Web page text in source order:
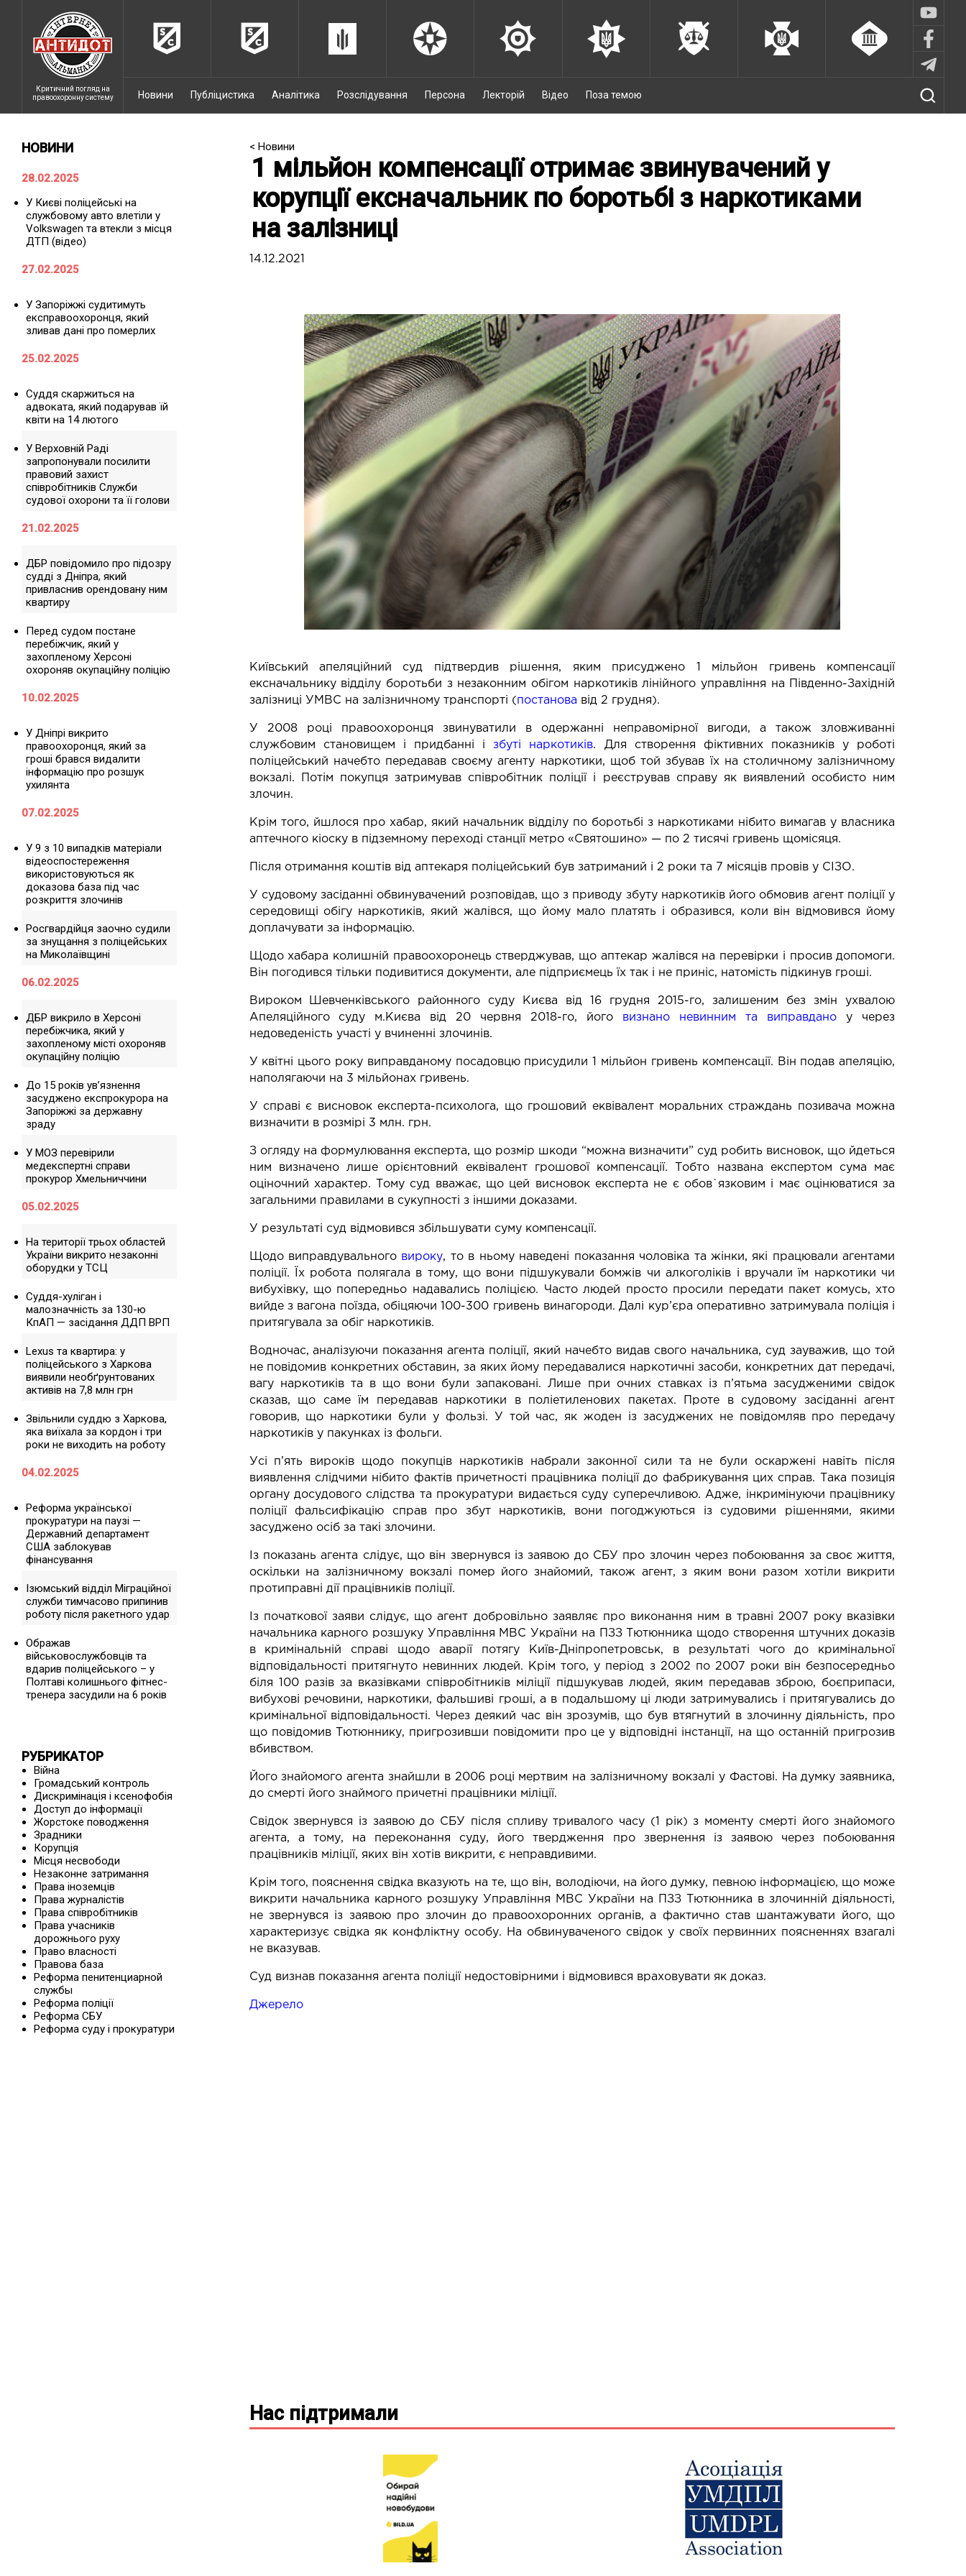
Критичний погляд на
правоохоронну систему
Новини Публіцистика Аналітика Розслідування Персона Лекторій Відео Поза темою
НОВИНИ
28.02.2025
У Києві поліцейські на
службовому авто влетіли у
Volkswagen та втекли з місця
ДТП (відео)
27.02.2025
У Запоріжжі судитимуть
експравоохоронця, який
зливав дані про померлих
25.02.2025
Суддя скаржиться на
адвоката, який подарував їй
квіти на 14 лютого
У Верховній Раді
запропонували посилити
правовий захист
співробітників Служби
судової охорони та її голови
21.02.2025
ДБР повідомило про підозру
судді з Дніпра, який
привласнив орендовану ним
квартиру
Перед судом постане
перебіжчик, який у
захопленому Херсоні
охороняв окупаційну поліцію
10.02.2025
У Дніпрі викрито
правоохоронця, який за
гроші брався видалити
інформацію про розшук
ухилянта
07.02.2025
У 9 з 10 випадків матеріали
відеоспостереження
використовуються як
доказова база під час
розкриття злочинів
Росгвардійця заочно судили
за знущання з поліцейських
на Миколаївщині
06.02.2025
ДБР викрило в Херсоні
перебіжчика, який у
захопленому місті охороняв
окупаційну поліцію
До 15 років ув’язнення
засуджено експрокурора на
Запоріжжі за державну
зраду
У МОЗ перевірили
медекспертні справи
прокурор Хмельниччини
05.02.2025
На території трьох областей
України викрито незаконні
оборудки у ТСЦ
Суддя-хуліган і
малозначність за 130-ю
КпАП — засідання ДДП ВРП
Lexus та квартира: у
поліцейського з Харкова
виявили необґрунтованих
активів на 7,8 млн грн
Звільнили суддю з Харкова,
яка виїхала за кордон і три
роки не виходить на роботу
04.02.2025
Реформа української
прокуратури на паузі —
Державний департамент
США заблокував
фінансування
Ізюмський відділ Міграційної
служби тимчасово припинив
роботу після ракетного удар
Ображав
військовослужбовців та
вдарив поліцейського – у
Полтаві колишнього фітнес-
тренера засудили на 6 років
РУБРИКАТОР
Війна
Громадський контроль
Дискримінація і ксенофобія
Доступ до інформації
Жорстоке поводження
Зрадники
Корупція
Місця несвободи
Незаконне затримання
Права іноземців
Права журналістів
Права співробітників
Права учасників
дорожнього руху
Право власності
Правова база
Реформа пенитенциарной
службы
Реформа поліції
Реформа СБУ
Реформа суду і прокуратури
< Новини
1 мільйон компенсації отримає звинувачений у
корупції ексначальник по боротьбі з наркотиками
на залізниці
14.12.2021
Київський апеляційний суд підтвердив рішення, яким присуджено 1 мільйон гривень компенсації
ексначальнику відділу боротьби з незаконним обігом наркотиків лінійного управління на Південно-Західній
залізниці УМВС на залізничному транспорті (постанова від 2 грудня).
У 2008 році правоохоронця звинуватили в одержанні неправомірної вигоди, а також зловживанні
службовим становищем і придбанні ізбуті наркотиків. Для створення фіктивних показників у роботі
поліцейський начебто передавав своєму агенту наркотики, щоб той збував їх на столичному залізничному
вокзалі. Потім покупця затримував співробітник поліції і реєстрував справу як виявлений особисто ним
злочин.
Крім того, йшлося про хабар, який начальник відділу по боротьбі з наркотиками нібито вимагав у власника
аптечного кіоску в підземному переході станції метро «Святошино» — по 2 тисячі гривень щомісяця.
Після отримання коштів від аптекаря поліцейський був затриманий і 2 роки та 7 місяців провів у СІЗО.
У судовому засіданні обвинувачений розповідав, що з приводу збуту наркотиків його обмовив агент поліції у
середовищі обігу наркотиків, який жалівся, що йому мало платять і образився, коли він відмовився йому
доплачувати за інформацію.
Щодо хабара колишній правоохоронець стверджував, що аптекар жалівся на перевірки і просив допомоги.
Він погодився тільки подивитися документи, але підприємець їх так і не приніс, натомість підкинув гроші.
Вироком Шевченківського районного суду Києва від 16 грудня 2015-го, залишеним без змін ухвалою
Апеляційного суду м.Києва від 20 червня 2018-го, його визнано невинним та виправдано у через
недоведеність участі у вчиненні злочинів.
У квітні цього року виправданому посадовцю присудили 1 мільйон гривень компенсації. Він подав апеляцію,
наполягаючи на 3 мільйонах гривень.
У справі є висновок експерта-психолога, що грошовий еквівалент моральних страждань позивача можна
визначити в розмірі 3 млн. грн.
З огляду на формулювання експерта, що розмір шкоди “можна визначити” суд робить висновок, що йдеться
ним визначено лише орієнтовний еквівалент грошової компенсації. Тобто названа експертом сума має
оціночний характер. Тому суд вважає, що цей висновок експерта не є обов`язковим і має оцінюватися за
загальними правилами в сукупності з іншими доказами.
У результаті суд відмовився збільшувати суму компенсації.
Щодо виправдувального вироку, то в ньому наведені показання чоловіка та жінки, які працювали агентами
поліції. Їх робота полягала в тому, що вони підшукували бомжів чи алкоголіків і вручали їм наркотики чи
вибухівку, що попередньо надавались поліцією. Часто людей просто просили передати пакет комусь, хто
вийде з вагона поїзда, обіцяючи 100-300 гривень винагороди. Далі кур’єра оперативно затримувала поліція і
притягувала за обіг наркотиків.
Водночас, аналізуючи показання агента поліції, який начебто видав свого начальника, суд зауважив, що той
не повідомив конкретних обставин, за яких йому передавалися наркотичні засоби, конкретних дат передачі,
вагу наркотиків та в що вони були запаковані. Лише при очних ставках із п’ятьма засудженими свідок
сказав, що саме їм передавав наркотики в поліетиленових пакетах. Проте в судовому засіданні агент
говорив, що наркотики були у фользі. У той час, як жоден із засуджених не повідомляв про передачу
наркотиків у пакунках із фольги.
Усі п’ять вироків щодо покупців наркотиків набрали законної сили та не були оскаржені навіть після
виявлення слідчими нібито фактів причетності працівника поліції до фабрикування цих справ. Така позиція
органу досудового слідства та прокуратури видається суду суперечливою. Адже, інкримінуючи працівнику
поліції фальсифікацію справ про збут наркотиків, вони погоджуються із судовими рішеннями, якими
засуджено осіб за такі злочини.
Із показань агента слідує, що він звернувся із заявою до СБУ про злочин через побоювання за своє життя,
оскільки на залізничному вокзалі помер його знайомий, також агент, з яким вони разом хотіли викрити
протиправні дії працівників поліції.
Із початкової заяви слідує, що агент добровільно заявляє про виконання ним в травні 2007 року вказівки
начальника карного розшуку Управління МВС України на ПЗЗ Тютюнника щодо створення штучних доказів
в кримінальній справі щодо аварії потягу Київ-Дніпропетровськ, в результаті чого до кримінальної
відповідальності притягнуто невинних людей. Крім того, у період з 2002 по 2007 роки він безпосередньо
біля 100 разів за вказівками співробітників міліції підшукував людей, яким передавав зброю, боєприпаси,
вибухові речовини, наркотики, фальшиві гроші, а в подальшому ці люди затримувались і притягувались до
кримінальної відповідальності. Через деякий час він зрозумів, що був втягнутий в злочинну діяльність, про
що повідомив Тютюннику, пригрозивши повідомити про це у відповідні інстанції, на що останній пригрозив
вбивством.
Його знайомого агента знайшли в 2006 році мертвим на залізничному вокзалі у Фастові. На думку заявника,
до смерті його знаймого причетні працівники міліції.
Свідок звернувся із заявою до СБУ після спливу тривалого часу (1 рік) з моменту смерті його знайомого
агента, а тому, на переконання суду, його твердження про звернення із заявою через побоювання
працівників міліції, яких він хотів викрити, є неправдивими.
Крім того, пояснення свідка вказують на те, що він, володіючи, на його думку, певною інформацією, що може
викрити начальника карного розшуку Управління МВС України на ПЗЗ Тютюнника в злочинній діяльності,
не звернувся із заявою про злочин до правоохоронних органів, а фактично став шантажувати його, що
характеризує свідка як конфліктну особу. На обвинуваченого свідок у своїх первинних поясненнях взагалі
не вказував.
Суд визнав показання агента поліції недостовірними і відмовився враховувати як доказ.
Джерело
Нас підтримали